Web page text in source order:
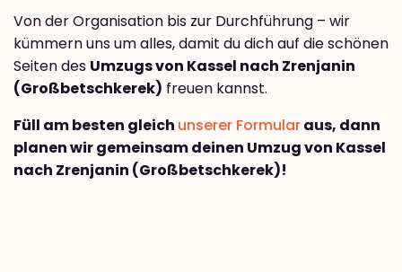
Von der Organisation bis zur Durchführung – wir
kümmern uns um alles, damit du dich auf die schönen
Seiten des Umzugs von Kassel nach Zrenjanin
(Großbetschkerek) freuen kannst.
Füll am besten gleich unserer Formularaus, dann
planen wir gemeinsam deinen Umzug von Kassel
nach Zrenjanin (Großbetschkerek)!